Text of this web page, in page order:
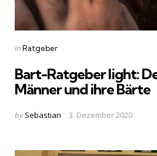
Categories
Posted
inRatgeber
Bart-Ratgeber light:
Männer und ihre Bärte
Posted
by Sebastian 3. Dezember 2020